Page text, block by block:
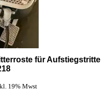
für Aufstiegstritte
19% Mwst